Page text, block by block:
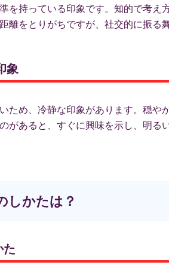
を持っている印象です。知的で考え
離をとりがちですが、社交的に振る
象
ため、冷静な印象があります。穏や
があると、すぐに興味を示し、明る
しかたは？
た